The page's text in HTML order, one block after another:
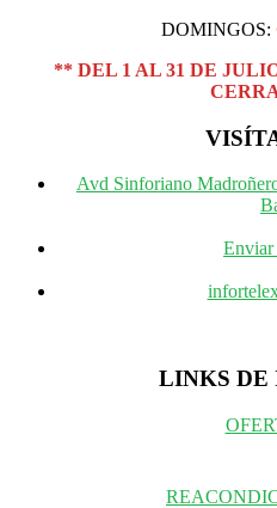
DOMINGOS:
** DEL 1 AL 31 DE
Avd Sinforiano
LINKS DE